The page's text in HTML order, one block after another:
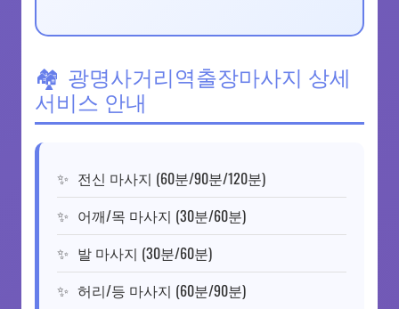
광명사거리역출장마사지 상세
서비스 안내
전신 마사지 (60분/90분/120분)
어깨/목 마사지 (30분/60분)
발 마사지 (30분/60분)
허리/등 마사지 (60분/90분)